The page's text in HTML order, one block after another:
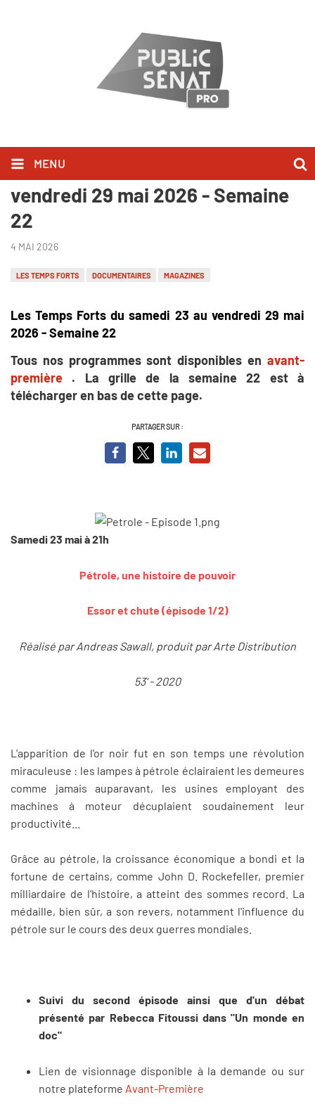
MENU
Les Temps Forts du samedi 23 au
vendredi 29 mai 2026 - Semaine
22
4 MAI 2026
LES TEMPS FORTS DOCUMENTAIRES MAGAZINES
Les Temps Forts du samedi 23 au vendredi 29 mai
2026 - Semaine 22
Tous nos programmes sont disponibles en avant-
première
. La grille de la semaine 22 est à
télécharger en bas de cette page.
PARTAGER SUR :
Samedi 23 mai à 21h
Pétrole, une histoire de pouvoir
Essor et chute (épisode 1/2)
Réalisé par Andreas Sawall, produit par Arte Distribution
53' - 2020
L'apparition de l'or noir fut en son temps une révolution
miraculeuse : les lampes à pétrole éclairaient les demeures
comme jamais auparavant, les usines employant des
machines à moteur décuplaient soudainement leur
productivité...
Grâce au pétrole, la croissance économique a bondi et la
fortune de certains, comme John D. Rockefeller, premier
milliardaire de l'histoire, a atteint des sommes record. La
médaille, bien sûr, a son revers, notamment l'influence du
pétrole sur le cours des deux guerres mondiales.
Suivi du second épisode ainsi que d'un débat
présenté par Rebecca Fitoussi dans "Un monde en
doc"
Lien de visionnage disponible à la demande ou sur
notre plateforme Avant-Première